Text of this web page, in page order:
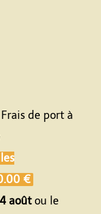
de port à
€
aoûtou le